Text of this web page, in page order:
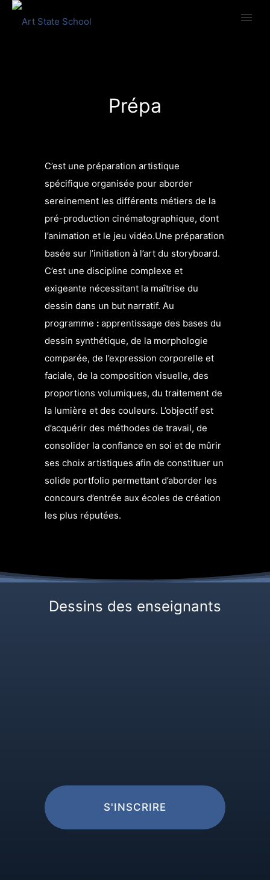
Prépa
C’est une préparation artistique
spécifique organisée pour aborder
sereinement les différents métiers de la
pré-production cinématographique, dont
l’animation et le jeu vidéo.Une préparation
basée sur l’initiation à l’art du storyboard.
C’est une discipline complexe et
exigeante nécessitant la maîtrise du
dessin dans un but narratif. Au
programme : apprentissage des bases du
dessin synthétique, de la morphologie
comparée, de l’expression corporelle et
faciale, de la composition visuelle, des
proportions volumiques, du traitement de
la lumière et des couleurs. L’objectif est
d’acquérir des méthodes de travail, de
consolider la confiance en soi et de mûrir
ses choix artistiques afin de constituer un
solide portfolio permettant d’aborder les
concours d’entrée aux écoles de création
les plus réputées.
Dessins des enseignants
S'INSCRIRE